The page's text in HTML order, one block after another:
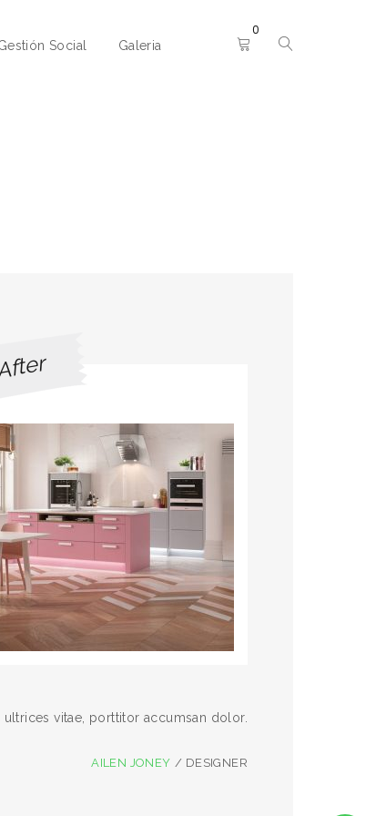
Social Galeria
0
vitae, porttitor accumsan dolor.
AILEN JONEY / DESIGNER